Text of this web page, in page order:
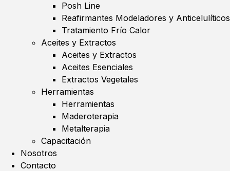
Posh Line
Reafirmantes Modeladores y Anticelulíticos
Tratamiento Frío Calor
Aceites y Extractos
Aceites y Extractos
Aceites Esenciales
Extractos Vegetales
Herramientas
Herramientas
Maderoterapia
Metalterapia
Capacitación
Nosotros
Contacto